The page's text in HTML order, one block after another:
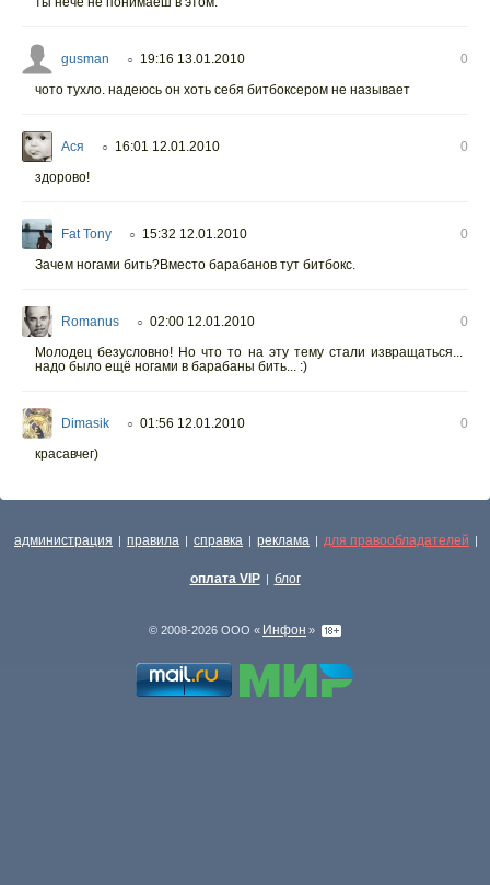
gusman ○ 19:16 13.01.2010
0
чото тухло. надеюсь он хоть себя битбоксером не называет
Ася ○ 16:01 12.01.2010
0
здорово!
Fat Tony ○ 15:32 12.01.2010
0
Зачем ногами бить?Вместо барабанов тут битбокс.
Romanus ○ 02:00 12.01.2010
0
Молодец безусловно! Но что то на эту тему стали извращаться...
надо было ещё ногами в барабаны бить... :)
Dimasik ○ 01:56 12.01.2010
0
красавчег)
администрация | правила | справка | реклама | для правообладателей |
оплата VIP | блог
© 2008-2026 ООО « Инфон »